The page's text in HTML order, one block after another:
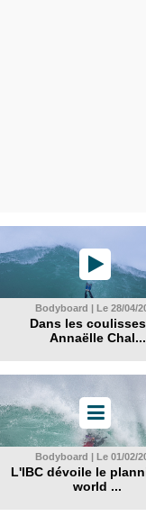
Bodyboard | Le 28/04/
Dans les
Annaëlle Chal...
Bodyboard | Le 01/02/
L'IBC dévoile le
world ...